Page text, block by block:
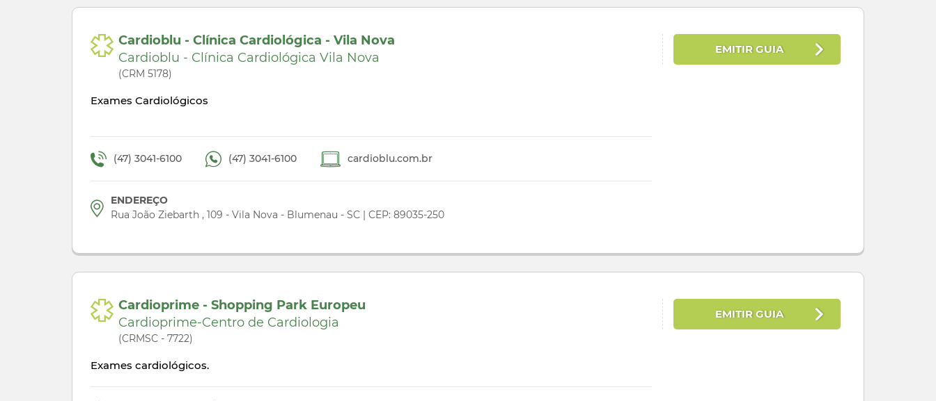
Cardioblu - Clínica Cardiológica - Vila Nova
Cardioblu - Clínica Cardiológica Vila Nova
(CRM 5178)
Exames Cardiológicos
(47) 3041-6100 (47) 3041-6100 cardioblu.com.br
ENDEREÇO
Rua João Ziebarth , 109 - Vila Nova - Blumenau - SC | CEP: 89035-250
EMITIR GUIA
Cardioprime - Shopping Park Europeu
Cardioprime-Centro de Cardiologia
(CRMSC - 7722)
Exames cardiológicos.
EMITIR GUIA